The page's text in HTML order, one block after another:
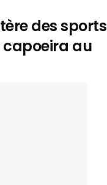
des sports
au